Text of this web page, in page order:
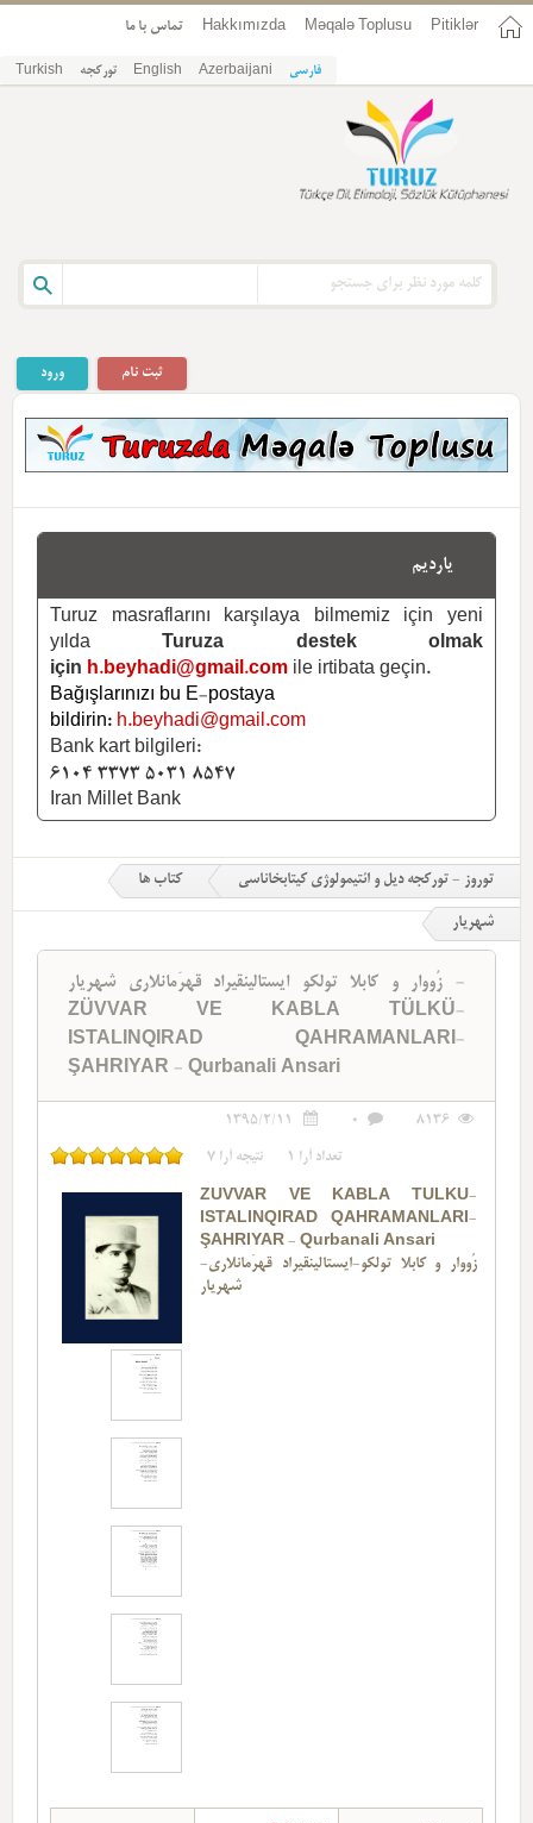
Pitiklər
Məqalə Toplusu
Hakkımızda تماس با ما
فارسی Azerbaijani
English تورکجه Turkish
ورود ثبت نام
یاردیم
Turuz masraflarını karşılaya bilmemiz için yeni
yılda
Turuza destek olmak
için h.beyhadi@gmail.com ile irtibata geçin.
Bağışlarınızı bu E-postaya
bildirin: h.beyhadi@gmail.com
Bank kart bilgileri:
6104 3373 5031 8547
Iran Millet Bank
توروز - تورکجه دیل و ائتیمولوژی کیتابخاناسی کتاب ها
شهریار
زُووار و کابلا تولکو ایستالینقیراد قهرَمانلاری شهریار -
ZÜVVAR VE KABLA TÜLKÜ-
ISTALINQIRAD QAHRAMANLARI-
ŞAHRIYAR - Qurbanali Ansari
8136
0
1395/2/11
تعداد آرا 1 نتیجه آرا 7
ZÜVVAR VE KABLA TÜLKÜ-
ISTALINQIRAD QAHRAMANLARI-
ŞAHRIYAR - Qurbanali Ansari
زُووار و کابلا تولکو-ایستالینقیراد قهرَمانلاری-
شهریار